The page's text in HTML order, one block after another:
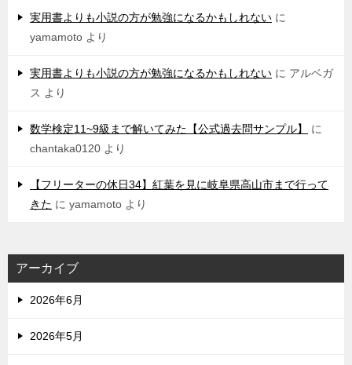
実用書よりも小説の方が勉強になるかもしれない に
yamamoto より
実用書よりも小説の方が勉強になるかもしれない に アルベガ
ス より
数学検定11~9級まで解いてみた【公式過去問サンプル】
に
chantaka0120 より
【フリーターの休日34】紅葉を見に岐阜県高山市まで行って
きた に yamamoto より
アーカイブ
2026年6月
2026年5月